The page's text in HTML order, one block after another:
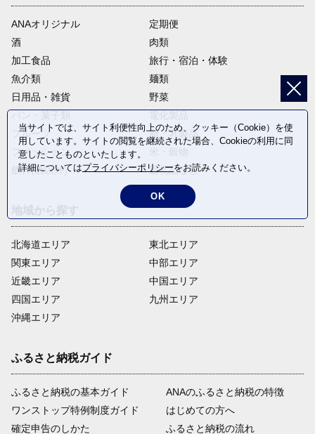
ANAオリジナル
定期便
酒
肉類
加工食品
旅行・宿泊・体験
魚介類
麺類
日用品・雑貨
野菜
フルーツ
卵・乳製品
ファッション
飲料(酒以外)
返礼品なし
北海道エリア
関東エリア
近畿エリア
四国エリア
沖縄エリア
東北エリア
中部エリア
中国エリア
九州エリア
ふるさと納税ガイド
ふるさと納税の基本ガイド
ワンストップ特例制度ガイド
確定申告のしかた
ANAのふるさと納税の特徴
はじめての方へ
ふるさと納税の流れ
当サイトでは、サイト利便性向上のため、クッキー（Cookie）を使
用しています。サイトの閲覧を継続された場合、Cookieの利用に同
意したことものといたします。
詳細についてはプライバシーポリシーをお読みください。
OK